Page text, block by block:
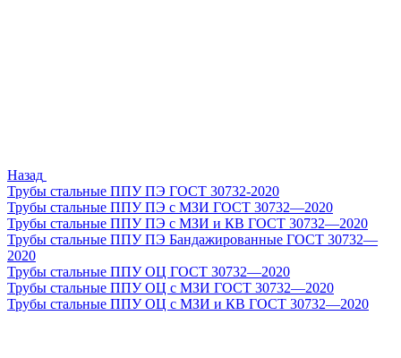
Назад
Трубы стальные ППУ ПЭ ГОСТ 30732-2020
Трубы стальные ППУ ПЭ с МЗИ ГОСТ 30732—2020
Трубы стальные ППУ ПЭ с МЗИ и КВ ГОСТ 30732—2020
Трубы стальные ППУ ПЭ Бандажированные ГОСТ 30732—
2020
Трубы стальные ППУ ОЦ ГОСТ 30732—2020
Трубы стальные ППУ ОЦ с МЗИ ГОСТ 30732—2020
Трубы стальные ППУ ОЦ с МЗИ и КВ ГОСТ 30732—2020